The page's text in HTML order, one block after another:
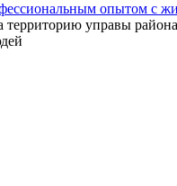
опытом с
управы